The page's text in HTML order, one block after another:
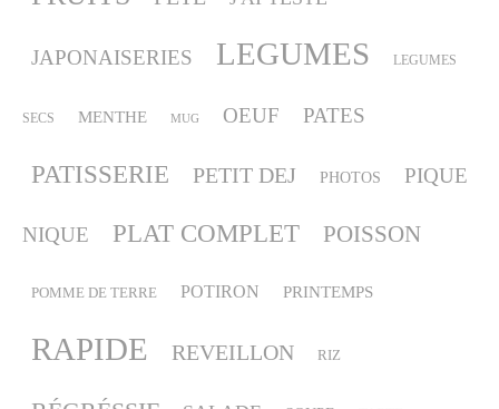
JAPONAISERIES LEGUMES LEGUMES
SECS MENTHE MUG OEUF PATES
PATISSERIE PETIT DEJ PHOTOS PIQUE
NIQUE PLAT COMPLET POISSON
POMME DE TERRE POTIRON PRINTEMPS
RAPIDE REVEILLON RIZ